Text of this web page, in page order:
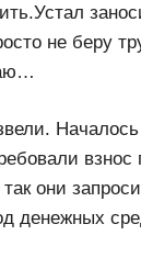
не беру
они
денежных